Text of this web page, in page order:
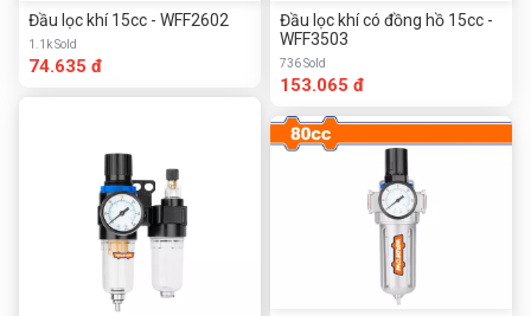
Đầu lọc khí 15cc - WFF2602
1.1k Sold
74.635 đ
Đầu lọc khí có đồng hồ 15cc -
WFF3503
736 Sold
153.065 đ